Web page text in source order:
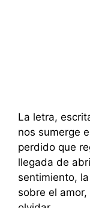
La letra,
nos sumerge
perdido que
llegada de
sentimiento,
sobre el